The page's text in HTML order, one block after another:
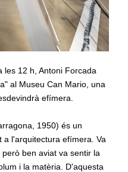
les 12 h, Antoni Forcada
al Museu Can Mario, una
efímera.
1950) és un
a l'arquitectura efímera. Va
ben aviat va sentir la
i la matèria. D'aquesta